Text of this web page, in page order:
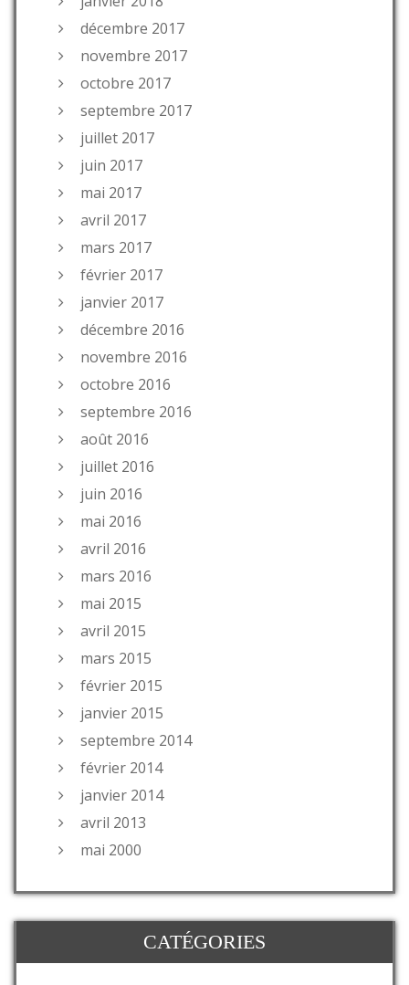
décembre 2017
novembre 2017
octobre 2017
septembre 2017
juillet 2017
juin 2017
mai 2017
avril 2017
mars 2017
février 2017
janvier 2017
décembre 2016
novembre 2016
octobre 2016
septembre 2016
août 2016
juillet 2016
juin 2016
mai 2016
avril 2016
mars 2016
mai 2015
avril 2015
mars 2015
février 2015
janvier 2015
septembre 2014
février 2014
janvier 2014
avril 2013
mai 2000
CATÉGORIES